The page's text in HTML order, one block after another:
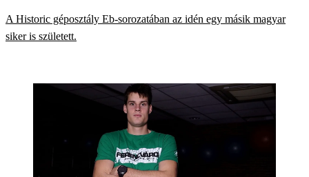
A Historic géposztály Eb-sorozatában az idén egy másik magyar
siker is született.